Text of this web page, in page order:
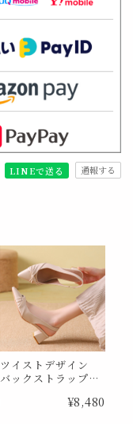
LINEで送る 通報する
ツイストデザイン
バックストラップパ
¥8,480